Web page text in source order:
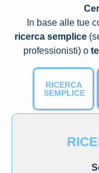
In base alle tue
ricerca semplice
professionisti) o
RICERCA
SEMPLICE